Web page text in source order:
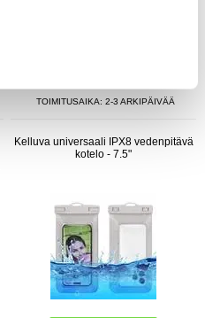
TOIMITUSAIKA: 2-3 ARKIPÄIVÄÄ
Kelluva universaali IPX8 vedenpitävä
kotelo - 7.5"